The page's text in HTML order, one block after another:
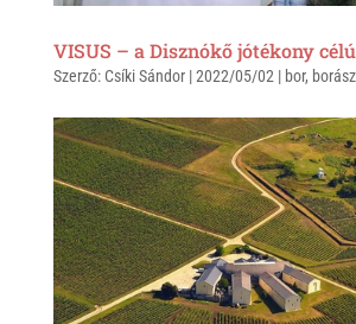
VISUS – a Disznókő jótékony
Szerző: Csíki Sándor|2022/05/02 | bor, borász